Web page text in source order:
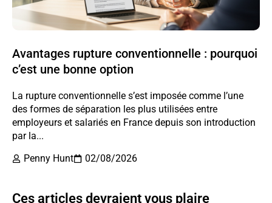
Avantages rupture conventionnelle : pourquoi
c’est une bonne option
La rupture conventionnelle s’est imposée comme l’une
des formes de séparation les plus utilisées entre
employeurs et salariés en France depuis son introduction
par la...
Penny Hunt
02/08/2026
Ces articles devraient vous plaire